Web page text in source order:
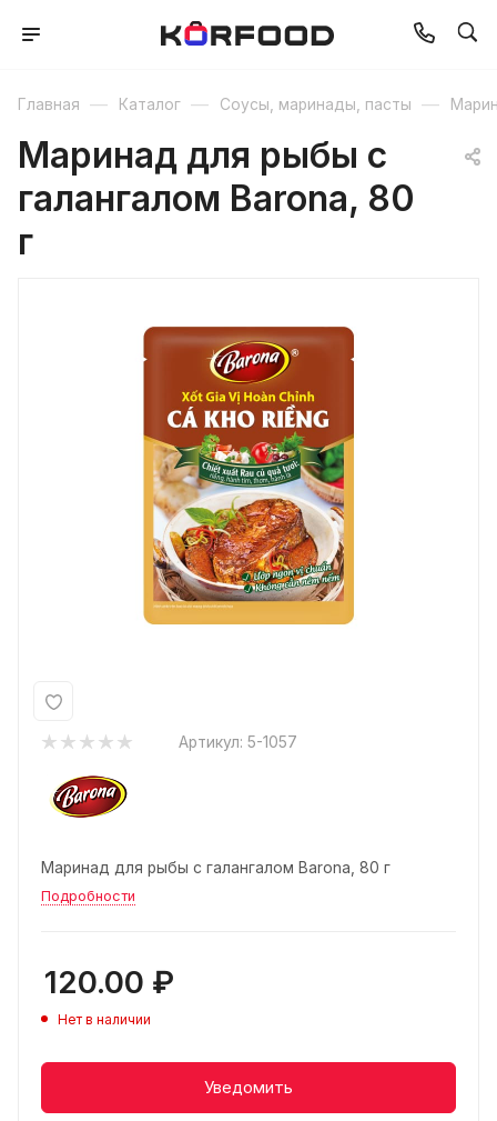
Главная — Каталог — Соусы, маринады, пасты —
Маринад для рыбы с
галангалом Barona, 80
г
Артикул: 5-1057
Маринад для рыбы с галангалом Barona, 80 г
Подробности
120.00 ₽
Нет в наличии
Уведомить